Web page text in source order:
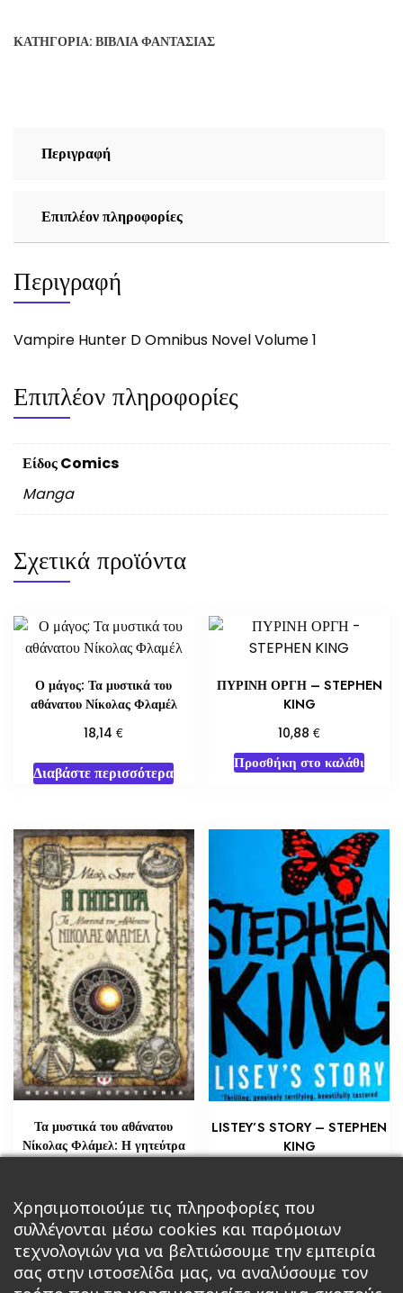
ΚΑΤΗΓΟΡΊΑ: ΒΙΒΛΊΑ ΦΑΝΤΑΣΊΑΣ
Περιγραφή
Επιπλέον πληροφορίες
Περιγραφή
Vampire Hunter D Omnibus Novel Volume 1
Επιπλέον πληροφορίες
Είδος Comics
Manga
Σχετικά προϊόντα
Ο μάγος: Τα μυστικά του
αθάνατου Νίκολας Φλαμέλ
18,14€
Διαβάστε περισσότερα
ΠΥΡΙΝΗ ΟΡΓΗ – STEPHEN
KING
10,88€
Προσθήκη στο καλάθι
Τα μυστικά του αθάνατου
Νίκολας Φλάμελ: Η γητεύτρα
Διαβάστε περισσότερα
LISTEY’S STORY – STEPHEN
KING
Προσθήκη στο καλάθι
Χρησιμοποιούμε τις πληροφορίες που
συλλέγονται μέσω cookies και παρόμοιων
τεχνολογιών για να βελτιώσουμε την εμπειρία
σας στην ιστοσελίδα μας, να αναλύσουμε τον